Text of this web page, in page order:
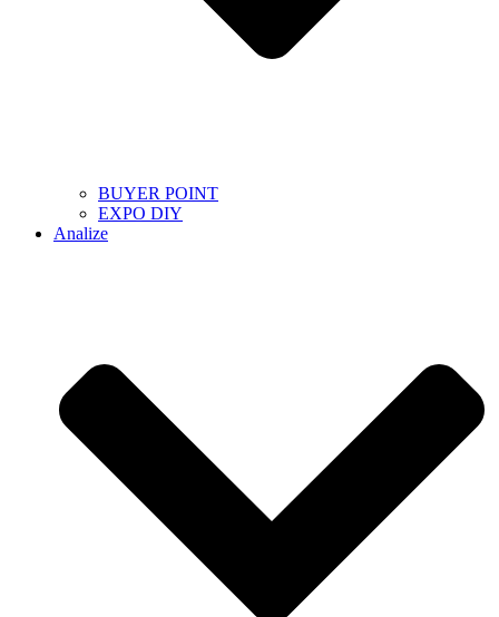
BUYER POINT
EXPO DIY
Analize